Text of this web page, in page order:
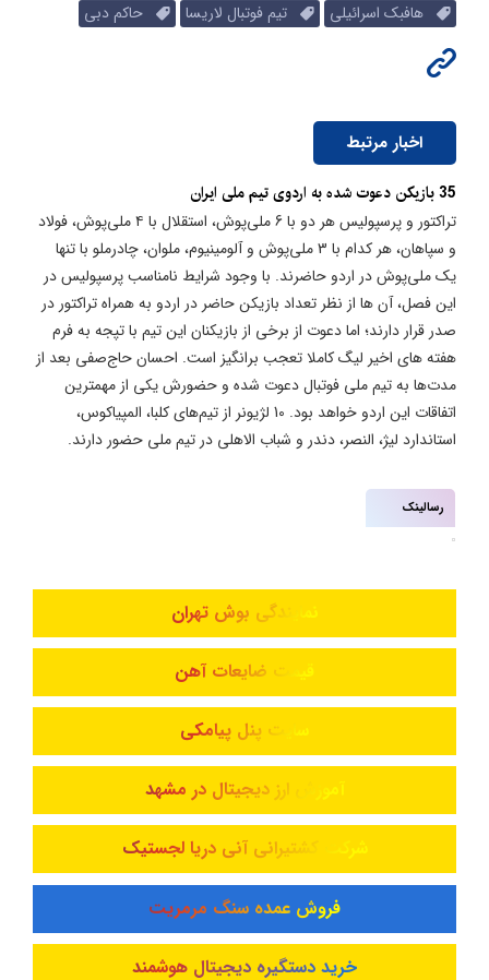
هافبک اسرائیلی
تیم فوتبال لاریسا حاکم دبی
اخبار مرتبط
35 بازیکن دعوت شده به اردوی تیم ملی ایران
تراکتور و پرسپولیس هر دو با 6 ملی‌پوش، استقلال با ۴ ملی‌پوش، فولاد
و سپاهان، هر کدام با 3 ملی‌پوش و آلومینیوم، ملوان، چادرملو با تنها
یک ملی‌پوش در اردو حاضرند. با وجود شرایط نامناسب پرسپولیس در
این فصل، آن ها از نظر تعداد بازیکن حاضر در اردو به همراه تراکتور در
صدر قرار دارند؛ اما دعوت از برخی از بازیکنان این تیم با تپجه به فرم
هفته های اخیر لیگ کاملا تعجب برانگیز است. احسان‌ حاج‌صفی بعد از
مدت‌ها به تیم ملی فوتبال دعوت شده و حضورش یکی از مهمترین
اتفاقات این اردو خواهد بود. 10 لژیونر از تیم‌های کلبا، المپیاکوس،
استاندارد لیژ، النصر، دندر و شباب الاهلی در تیم ملی حضور دارند.
رسالینک
نمایندگی بوش تهران
قیمت ضایعات آهن
سایت پنل پیامکی
آموزش ارز دیجیتال در مشهد
شرکت کشتیرانی آنی دریا لجستیک
فروش عمده سنگ مرمریت
خرید دستگیره دیجیتال هوشمند